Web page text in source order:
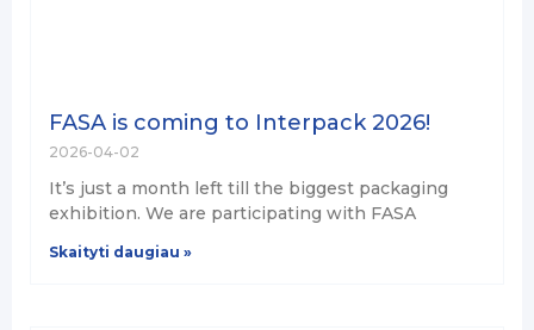
FASA is coming to Interpack 2026!
2026-04-02
It’s just a month left till the biggest packaging
exhibition. We are participating with FASA
Skaityti daugiau »